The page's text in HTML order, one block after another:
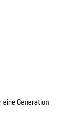
eine Generation